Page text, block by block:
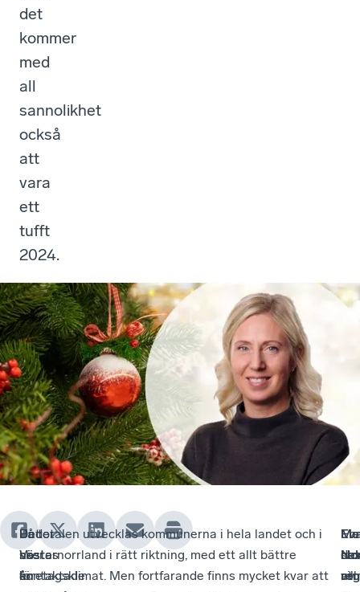
det
kommer
med
all
sannolikhet
också
att
vara
ett
tufft
2024.
Under
nästa
år
Det
sker
en
I
höstas
kontaktade
På totalen utvecklas kommunerna i hela landet och i
Västernorrland i rätt riktning, med ett allt bättre
företagsklimat. Men fortfarande finns mycket kvar att
En
av
vill